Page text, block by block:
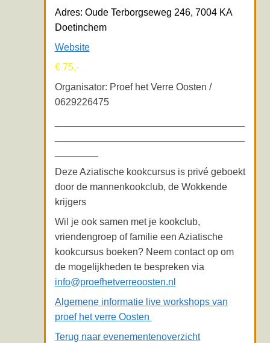
Adres: Oude Terborgseweg 246, 7004 KA
Doetinchem
Website
€ 75,-
Organisator: Proef het Verre Oosten /
0629226475
Deze Aziatische kookcursus is privé geboekt
door de mannenkookclub, de Wokkende
krijgers
Wil je ook samen met je kookclub,
vriendengroep of familie een Aziatische
kookcursus boeken? Neem contact op om
de mogelijkheden te bespreken via
info@proefhetverreoosten.nl
Algemene informatie live workshops van
proef het verre Oosten
Terug naar evenementenoverzicht